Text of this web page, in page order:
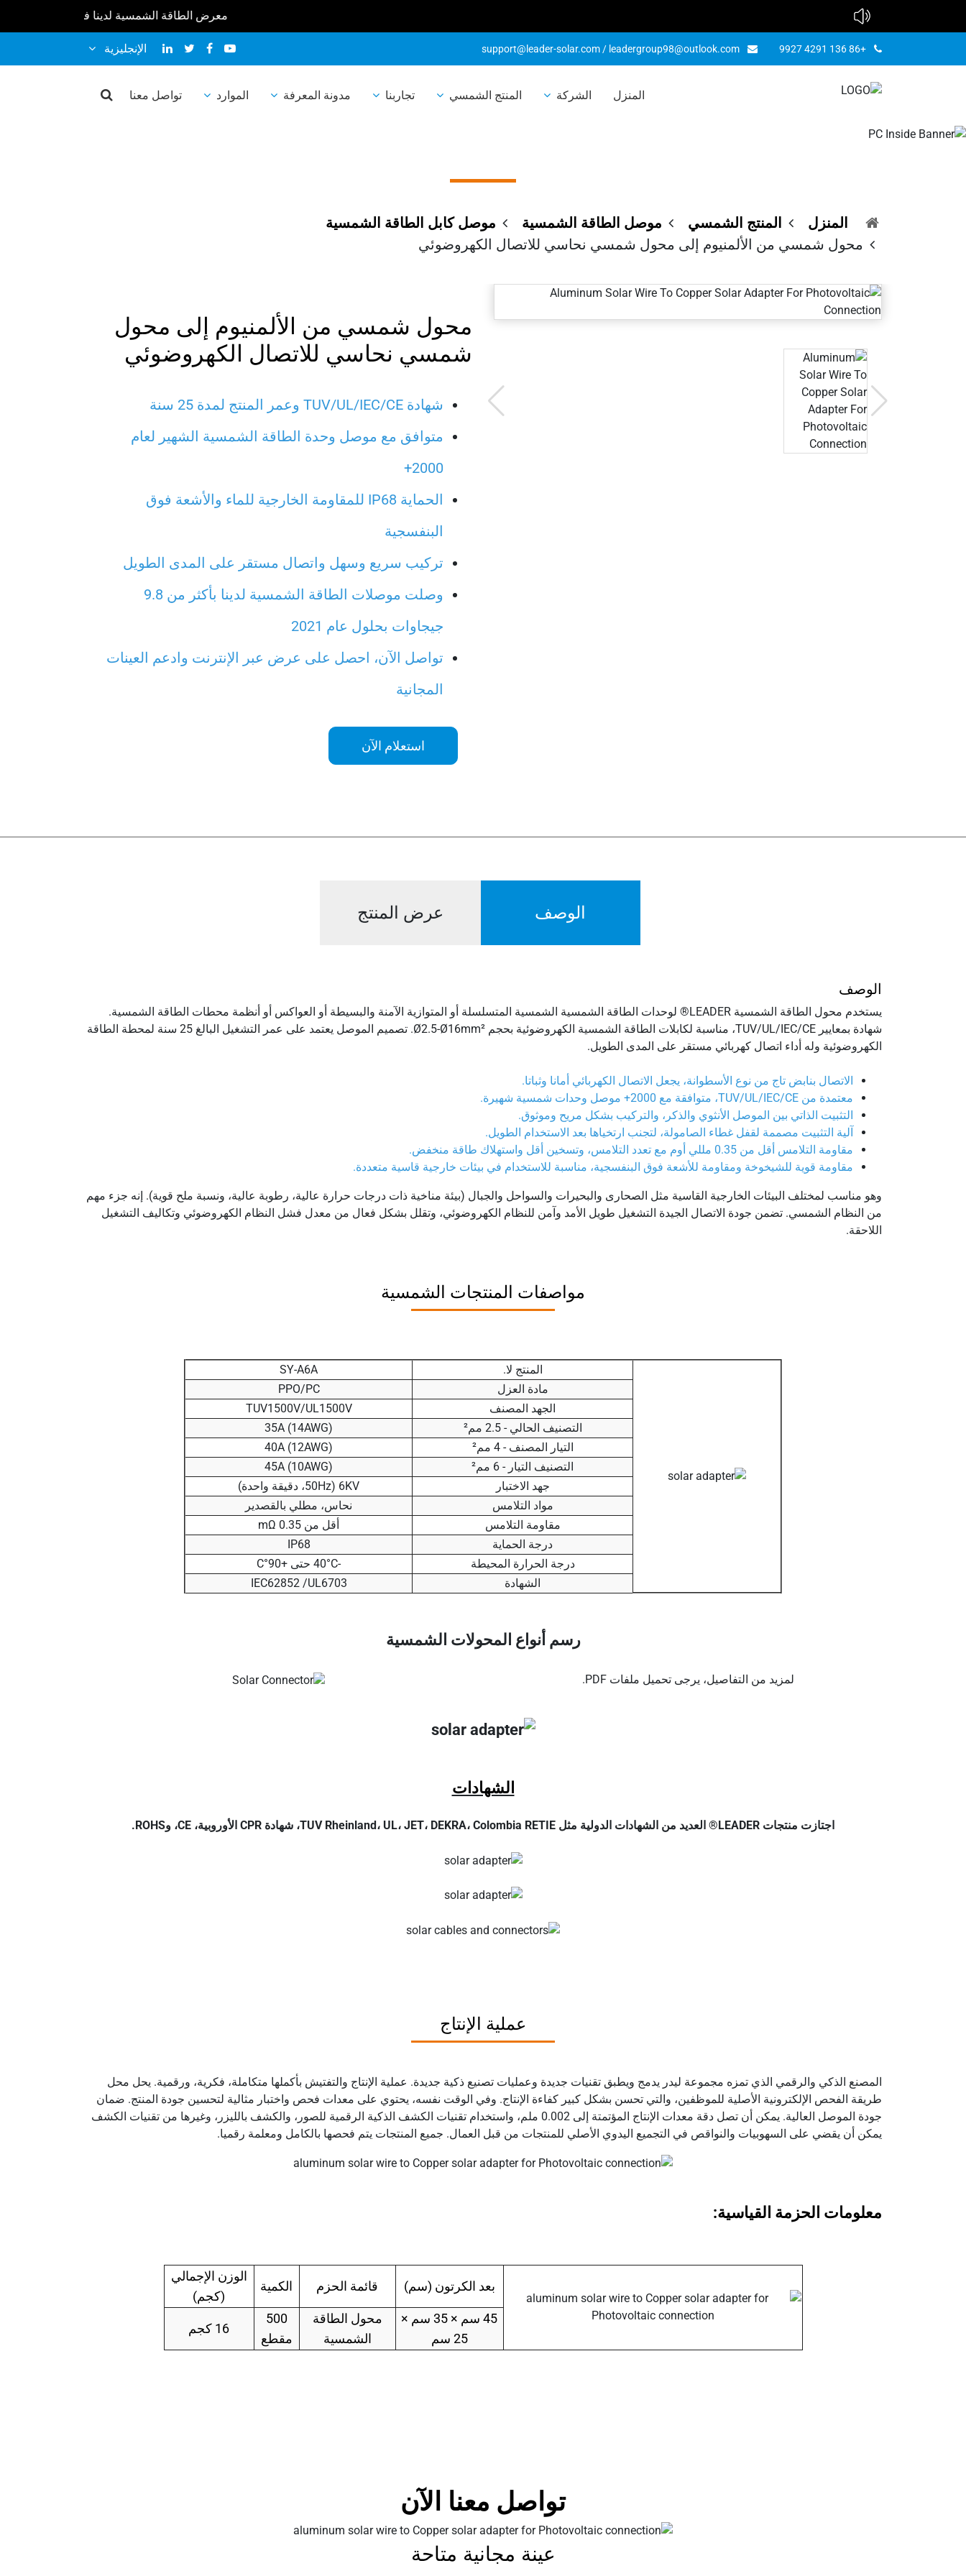
معرض الطاقة الشمسية لدينا في 2026 : * * معرض سولير إكسبو المغرب 2026 10-12 فبراير * * معرض الطاقة الشمسية أفريقيا 2026 25-27 مارس * * معرض الطاقة الشمسية والتخزين المباشر ماليزيا 2026 9-10 أبريل * * معرض كانتون 2026 ربيع 15-19 أبريل * * * بنغلاديش رينيكس الحادي عشر 2026 16-18 أبريل * * سولارتك إندونيسيا 2026 22-24 أبريل * * معرض المستقبل للطاقة الفلبين 2026 19-20 مايو * * SNEC PV+19 (2026) 3-5 يونيو * * أوروبا بين الشمس 2026 23-25 يونيو * * * أسبوع الطاقة المستدامة لآسيان 2026 1-3 يوليو * * معرض المستقبل للطاقة فيتنام 2026 8-9 يوليو * * سولار أفريقيا 2026 29-31 يوليو * * إنترسولار الشرق الأوسط 2026 1-3 سبتمبر * * معرض كانتون 2026 الخريف 15-19 أكتوبر * *
+86 136 4291 9927
support@leader-solar.com / leadergroup98@outlook.com الإنجليزية
المنزل الشركة المنتج الشمسي تجاربنا مدونة المعرفة الموارد تواصل معنا
محول شمسي من الألمنيوم إلى محول
المنزل المنتج الشمسي موصل الطاقة الشمسية
موصل كابل الطاقة الشمسية
محول شمسي من الألمنيوم إلى محول شمسي نحاسي للاتصال الكهروضوئي
محول شمسي من الألمنيوم إلى محول
شمسي نحاسي للاتصال الكهروضوئي
شهادة TUV/UL/IEC/CE وعمر المنتج لمدة 25 سنة
متوافق مع موصل وحدة الطاقة الشمسية الشهير لعام
2000+
الحماية IP68 للمقاومة الخارجية للماء والأشعة فوق
البنفسجية
تركيب سريع وسهل واتصال مستقر على المدى الطويل
وصلت موصلات الطاقة الشمسية لدينا بأكثر من 9.8
جيجاوات بحلول عام 2021
تواصل الآن، احصل على عرض عبر الإنترنت وادعم العينات
المجانية
استعلام الآن
الوصف عرض المنتج
الوصف
يستخدم محول الطاقة الشمسية LEADER® لوحدات الطاقة الشمسية الشمسية المتسلسلة أو المتوازية الآمنة والبسيطة أو العواكس أو أنظمة محطات الطاقة الشمسية.
شهادة بمعايير TUV/UL/IEC/CE، مناسبة لكابلات الطاقة الشمسية الكهروضوئية بحجم Ø2.5-Ø16mm². تصميم الموصل يعتمد على عمر التشغيل البالغ 25 سنة لمحطة الطاقة
الكهروضوئية وله أداء اتصال كهربائي مستقر على المدى الطويل.
الاتصال بنابض تاج من نوع الأسطوانة، يجعل الاتصال الكهربائي أمانا وثباتا.
معتمدة من TUV/UL/IEC/CE، متوافقة مع 2000+ موصل وحدات شمسية شهيرة.
التثبيت الذاتي بين الموصل الأنثوي والذكر، والتركيب بشكل مريح وموثوق.
آلية التثبيت مصممة لقفل غطاء الصامولة، لتجنب ارتخياها بعد الاستخدام الطويل.
مقاومة التلامس أقل من 0.35 مللي أوم مع تعدد التلامس، وتسخين أقل واستهلاك طاقة منخفض.
مقاومة قوية للشيخوخة ومقاومة للأشعة فوق البنفسجية، مناسبة للاستخدام في بيئات خارجية قاسية متعددة.
وهو مناسب لمختلف البيئات الخارجية القاسية مثل الصحارى والبحيرات والسواحل والجبال (بيئة مناخية ذات درجات حرارة عالية، رطوبة عالية، ونسبة ملح قوية). إنه جزء مهم
من النظام الشمسي. تضمن جودة الاتصال الجيدة التشغيل طويل الأمد وآمن للنظام الكهروضوئي، وتقلل بشكل فعال من معدل فشل النظام الكهروضوئي وتكاليف التشغيل
اللاحقة.
مواصفات المنتجات الشمسية
المنتج لا.
SY-A6A
مادة العزل
PPO/PC
الجهد المصنف
TUV1500V/UL1500V
التصنيف الحالي - 2.5 مم²
35A (14AWG)
التيار المصنف - 4 مم²
40A (12AWG)
التصنيف التيار - 6 مم²
45A (10AWG)
جهد الاختبار
6KV (50Hz، دقيقة واحدة)
مواد التلامس
نحاس، مطلي بالقصدير
مقاومة التلامس
أقل من 0.35 mΩ
درجة الحماية
IP68
درجة الحرارة المحيطة
-40°C حتى +90°C
الشهادة
IEC62852 /UL6703
رسم أنواع المحولات الشمسية
لمزيد من التفاصيل، يرجى تحميل ملفات PDF.
الشهادات
اجتازت منتجات LEADER® العديد من الشهادات الدولية مثل TUV Rheinland، UL، JET، DEKRA، Colombia RETIE، شهادة CPR الأوروبية، CE، وROHS.
عملية الإنتاج
المصنع الذكي والرقمي الذي تمزه مجموعة ليدر يدمج ويطبق تقنيات جديدة وعمليات تصنيع ذكية جديدة. عملية الإنتاج والتفتيش بأكملها متكاملة، فكرية، ورقمية. يحل محل
طريقة الفحص الإلكترونية الأصلية للموظفين، والتي تحسن بشكل كبير كفاءة الإنتاج. وفي الوقت نفسه، يحتوي على معدات فحص واختبار مثالية لتحسين جودة المنتج. ضمان
جودة الموصل العالية. يمكن أن تصل دقة معدات الإنتاج المؤتمتة إلى 0.002 ملم، واستخدام تقنيات الكشف الذكية الرقمية للصور، والكشف بالليزر، وغيرها من تقنيات الكشف
يمكن أن يقضي على السهوبيات والنواقص في التجميع اليدوي الأصلي للمنتجات من قبل العمال. جميع المنتجات يتم فحصها بالكامل ومعلمة رقميا.
معلومات الحزمة القياسية:
بعد الكرتون (سم) قائمة الحزم الكمية
الوزن الإجمالي
(كجم)
45 سم × 35 سم ×
25 سم
محول الطاقة
الشمسية
500
مقطع
16 كجم
تواصل معنا الآن
عينة مجانية متاحة